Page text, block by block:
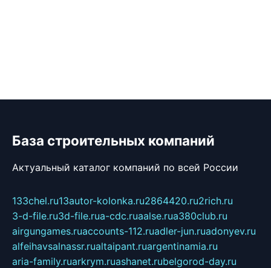
База строительных компаний
Актуальный каталог компаний по всей России
133chel.ru13autor-kolonka.ru2864420.ru2rich.ru
3-d-file.ru3d-file.rua-cdc.ruaalse.rua380club.ru
airgungames.ruaccounts-112.ruadler-jun.ruadonyev.ru
alfeihavsalnassr.rualtaipant.ruargentinamia.ru
aria-family.ruarkrym.ruashanet.rubelgorod-day.ru